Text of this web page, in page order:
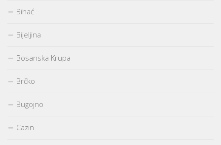
Bihać
Bijeljina
Bosanska Krupa
Brčko
Bugojno
Cazin